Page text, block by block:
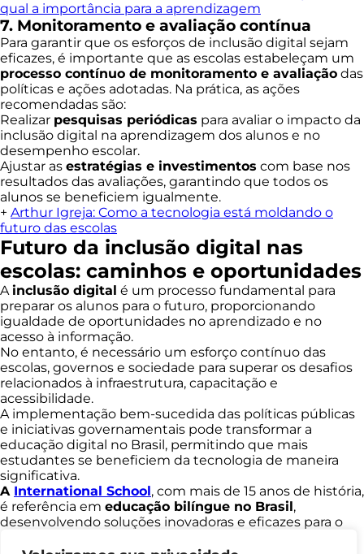
qual a importância para a aprendizagem
7. Monitoramento e avaliação contínua
Para garantir que os esforços de inclusão digital sejam
eficazes, é importante que as escolas estabeleçam um
processo contínuo de monitoramento e avaliação das
políticas e ações adotadas. Na prática, as ações
recomendadas são:
Realizar pesquisas periódicas para avaliar o impacto da
inclusão digital na aprendizagem dos alunos e no
desempenho escolar.
Ajustar as estratégias e investimentos com base nos
resultados das avaliações, garantindo que todos os
alunos se beneficiem igualmente.
+ Arthur Igreja: Como a tecnologia está moldando o
futuro das escolas
Futuro da inclusão digital nas
escolas: caminhos e oportunidades
Ainclusão digital é um processo fundamental para
preparar os alunos para o futuro, proporcionando
igualdade de oportunidades no aprendizado e no
acesso à informação.
No entanto, é necessário um esforço contínuo das
escolas, governos e sociedade para superar os desafios
relacionados à infraestrutura, capacitação e
acessibilidade.
A implementação bem-sucedida das políticas públicas
e iniciativas governamentais pode transformar a
educação digital no Brasil, permitindo que mais
estudantes se beneficiem da tecnologia de maneira
significativa.
A International School, com mais de 15 anos de história,
é referência em educação bilíngue no Brasil,
desenvolvendo soluções inovadoras e eficazes para o